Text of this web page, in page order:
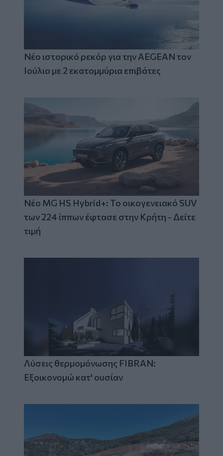
Νέο ιστορικό ρεκόρ για την AEGEAN τον
Ιούλιο με 2 εκατομμύρια επιβάτες
Νέο MG HS Hybrid+: Το οικογενειακό SUV
των 224 ίππων έφτασε στην Κρήτη - Δείτε
τιμή
Λύσεις θερμομόνωσης FIBRAN:
Εξοικονομώ κατ' ουσίαν